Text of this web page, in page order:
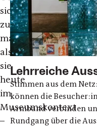
sichtbarer
zu
machen
als
sie
heute
im
Museumskontext
–
Lehrreiche
Stimmen aus dem
können die
Armband verbinden
Rundgang über die